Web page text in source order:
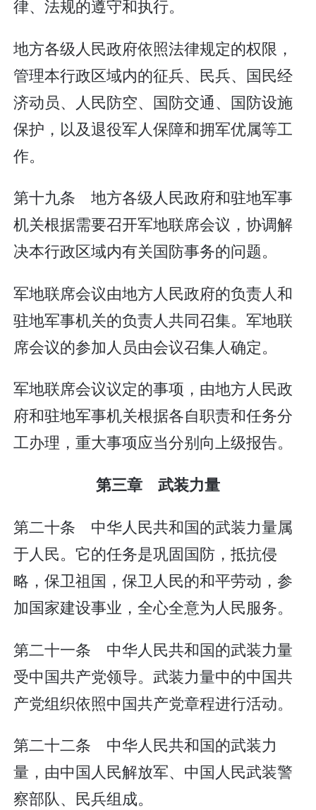
律、法规的遵守和执行。
地方各级人民政府依照法律规定的权限，
管理本行政区域内的征兵、民兵、国民经
济动员、人民防空、国防交通、国防设施
保护，以及退役军人保障和拥军优属等工
作。
第十九条 地方各级人民政府和驻地军事
机关根据需要召开军地联席会议，协调解
决本行政区域内有关国防事务的问题。
军地联席会议由地方人民政府的负责人和
驻地军事机关的负责人共同召集。军地联
席会议的参加人员由会议召集人确定。
军地联席会议议定的事项，由地方人民政
府和驻地军事机关根据各自职责和任务分
工办理，重大事项应当分别向上级报告。
第三章 武装力量
第二十条 中华人民共和国的武装力量属
于人民。它的任务是巩固国防，抵抗侵
略，保卫祖国，保卫人民的和平劳动，参
加国家建设事业，全心全意为人民服务。
第二十一条 中华人民共和国的武装力量
受中国共产党领导。武装力量中的中国共
产党组织依照中国共产党章程进行活动。
第二十二条 中华人民共和国的武装力
量，由中国人民解放军、中国人民武装警
察部队、民兵组成。